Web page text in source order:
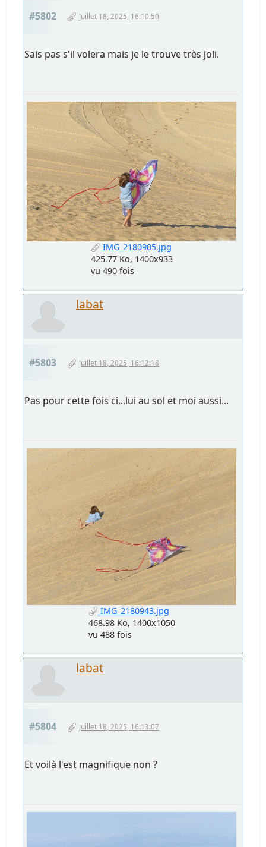
#5802 Juillet 18, 2025, 16:10:50
Sais pas s'il volera mais je le trouve très joli.
IMG_2180905.jpg
425.77 Ko, 1400x933
vu 490 fois
labat
#5803 Juillet 18, 2025, 16:12:18
Pas pour cette fois ci...lui au sol et moi aussi...
IMG_2180943.jpg
468.98 Ko, 1400x1050
vu 488 fois
labat
#5804 Juillet 18, 2025, 16:13:07
Et voilà l'est magnifique non ?